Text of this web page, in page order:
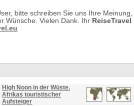
bitte schreiben Sie uns Ihre Meinung,
Wünsche. Vielen Dank. Ihr ReiseTravel
High Noon in der Wüste.
Afrikas touristischer
Aufsteiger